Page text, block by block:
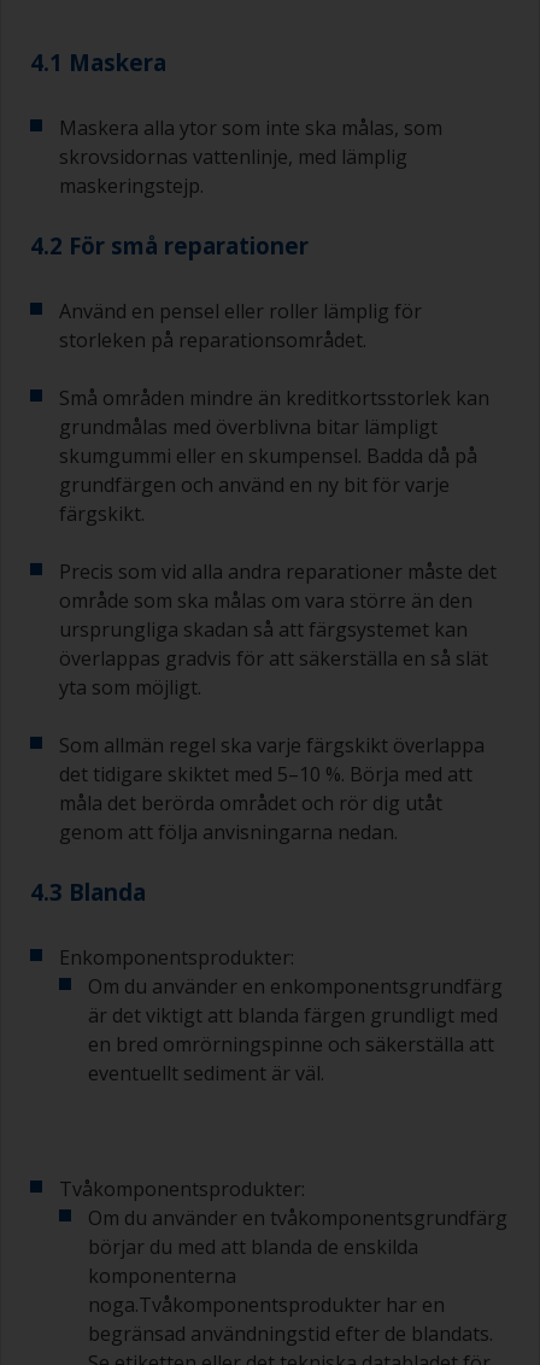
4.1 Maskera
Maskera alla ytor som inte ska målas, som
skrovsidornas vattenlinje, med lämplig
maskeringstejp.
4.2 För små reparationer
Använd en pensel eller roller lämplig för
storleken på reparationsområdet.
Små områden mindre än kreditkortsstorlek kan
grundmålas med överblivna bitar lämpligt
skumgummi eller en skumpensel. Badda då på
grundfärgen och använd en ny bit för varje
färgskikt.
Precis som vid alla andra reparationer måste det
område som ska målas om vara större än den
ursprungliga skadan så att färgsystemet kan
överlappas gradvis för att säkerställa en så slät
yta som möjligt.
Som allmän regel ska varje färgskikt överlappa
det tidigare skiktet med 5–10 %. Börja med att
måla det berörda området och rör dig utåt
genom att följa anvisningarna nedan.
4.3 Blanda
Enkomponentsprodukter:
Om du använder en enkomponentsgrundfärg
är det viktigt att blanda färgen grundligt med
en bred omrörningspinne och säkerställa att
eventuellt sediment är väl.
Tvåkomponentsprodukter:
Om du använder en tvåkomponentsgrundfärg
börjar du med att blanda de enskilda
komponenterna
noga.Tvåkomponentsprodukter har en
begränsad användningstid efter de blandats.